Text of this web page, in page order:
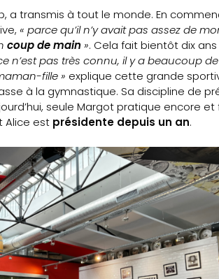
a transmis à tout le monde. En
« parce qu’il n’y avait pas assez de
coup de main ». Cela fait bientôt dix
n’est pas très connu, il y a beaucoup
fille » explique cette grande
à la gymnastique. Sa discipline de
seule Margot pratique encore
Alice est présidente depuis un an.